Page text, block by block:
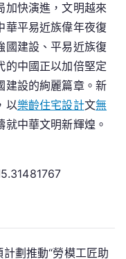
加快演進，文明越來
華平易近族偉年夜復
國建設、平易近族復
的中國正以加倍堅定
建設的絢麗篇章。新
以樂齡住宅設計文無
中華文明新輝煌。
劃推動“勞模工匠助